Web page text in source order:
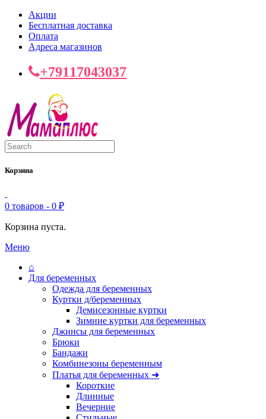
Акции
Бесплатная доставка
Оплата
Адреса магазинов
+79117043037
Корзина
0 товаров - 0 ₽
Корзина пуста.
Меню
⌂
Для беременных
Одежда для беременных
Куртки д/беременных
Демисезонные куртки
Зимние куртки для беременных
Джинсы для беременных
Брюки
Бандажи
Комбинезоны беременным
Платья для беременных ➜
Короткие
Длинные
Вечерние